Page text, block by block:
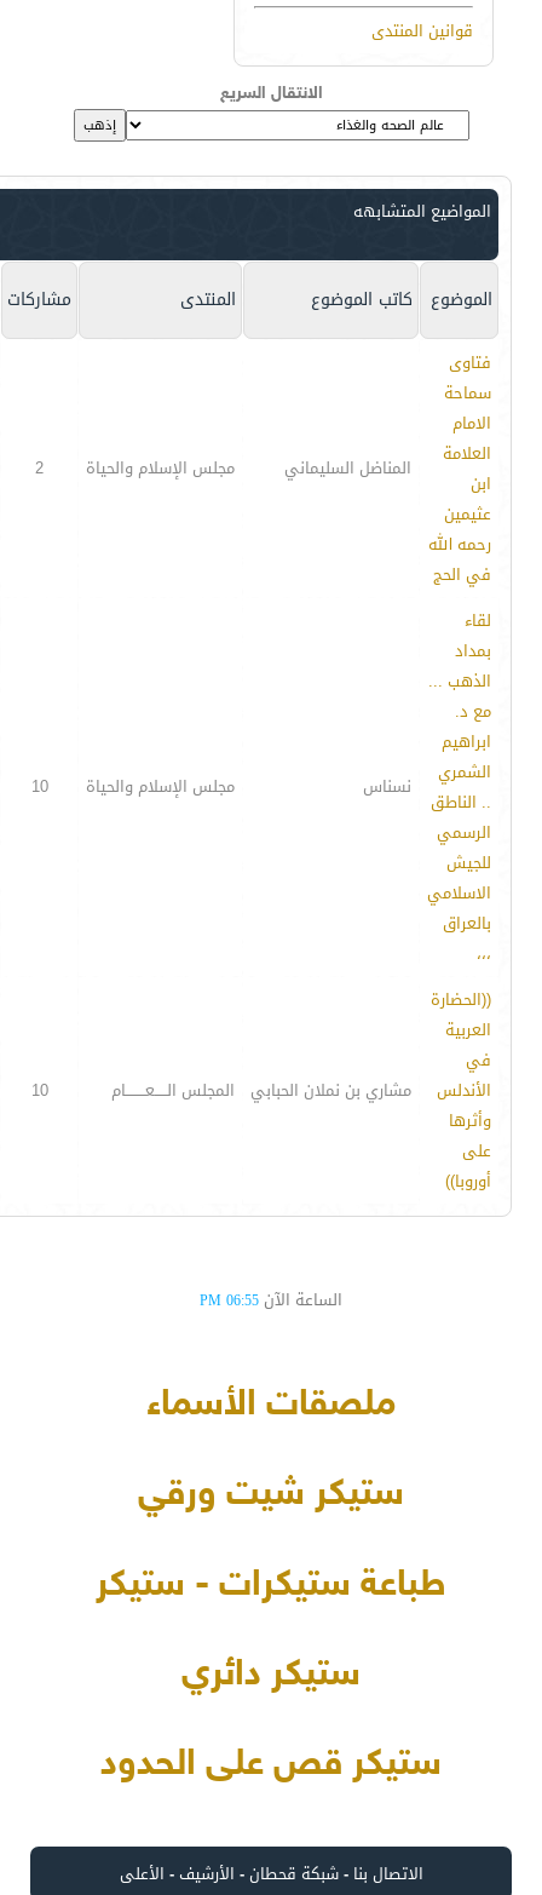
قوانين المنتدى
الانتقال السريع
المواضيع المتشابهه
الموضوع كاتب الموضوع المنتدى مشاركات
فتاوى
سماحة
الامام
العلامة
ابن
عثيمين
رحمه الله
في الحج
المناضل السليماني مجلس الإسلام والحياة 2
لقاء
بمداد
الذهب ...
مع د.
ابراهيم
الشمري
.. الناطق
الرسمي
للجيش
الاسلامي
بالعراق
،،،
نسناس مجلس الإسلام والحياة 10
((الحضارة
العربية
في
الأندلس
وأثرها
على
أوروبا))
مشاري بن نملان الحبابي المجلس الـــــعــــــــام 10
الساعة الآن 06:55 PM
ملصقات الأسماء
ستيكر شيت ورقي
طباعة ستيكرات - ستيكر
ستيكر دائري
ستيكر قص على الحدود
الاتصال بنا -شبكة قحطان- الأرشيف- الأعلى